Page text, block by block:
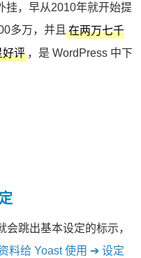
挂，早从2010年就开始提
多万，并且 在两万七千
好评 ，是 WordPress 中下
跳出基本设定的标示，
料给 Yoast 使用 ➔ 设定